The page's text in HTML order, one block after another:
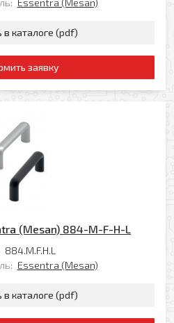
Essentra (Mesan)
в каталоге (pdf)
заявку
(Mesan) 884-M-F-H-L
884.M.F.H.L
Essentra (Mesan)
в каталоге (pdf)
обработку моих
в соответствии с
заполнения
рассылки